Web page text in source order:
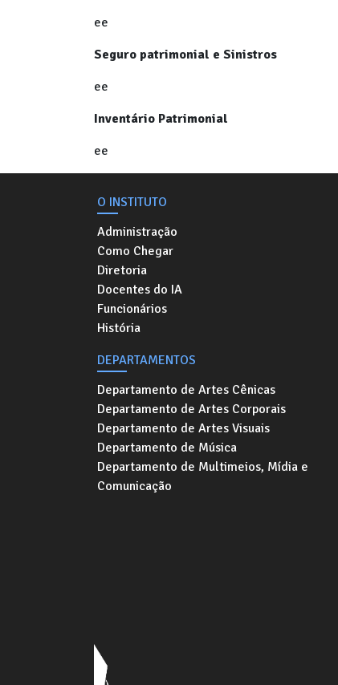
ee
Seguro patrimonial e Sinistros
ee
Inventário Patrimonial
ee
O INSTITUTO
Administração
Como Chegar
Diretoria
Docentes do IA
Funcionários
História
DEPARTAMENTOS
Departamento de Artes Cênicas
Departamento de Artes Corporais
Departamento de Artes Visuais
Departamento de Música
Departamento de Multimeios, Mídia e
Comunicação